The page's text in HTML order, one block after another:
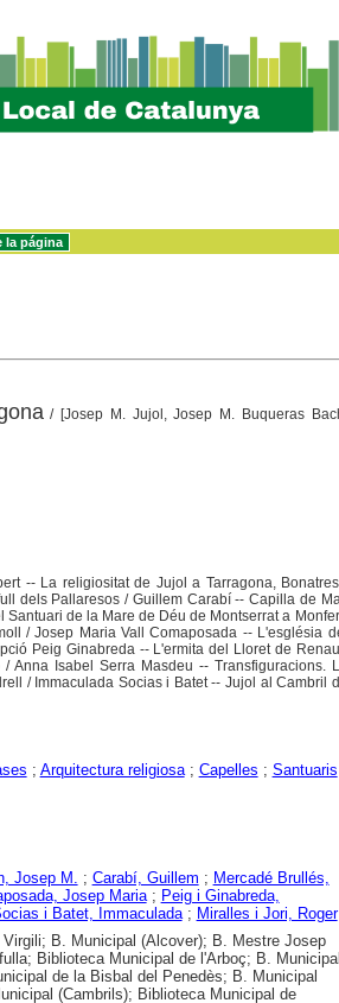
/ [Josep M. Jujol, Josep M. Buqueras
-- La religiositat de Jujol a Tarragona,
dels Pallaresos / Guillem Carabí -- Capilla de
de la Mare de Déu de Montserrat a
/ Josep Maria Vall Comaposada -- L'església
Peig Ginabreda -- L'ermita del Lloret de
Anna Isabel Serra Masdeu -- Transfiguracions.
/ Immaculada Socias i Batet -- Jujol al Cambril
; Arquitectura religiosa; Capelles ; Santuaris
Josep M. ; Carabí, Guillem ; Mercadé Brullés,
Josep Maria; Peig i Ginabreda,
i Batet, Immaculada; Miralles i Jori, Roger
B. Municipal (Alcover); B. Mestre Josep
Biblioteca Municipal de l'Arboç; B. Municipal
de la Bisbal del Penedès; B. Municipal
(Cambrils); Biblioteca Municipal de